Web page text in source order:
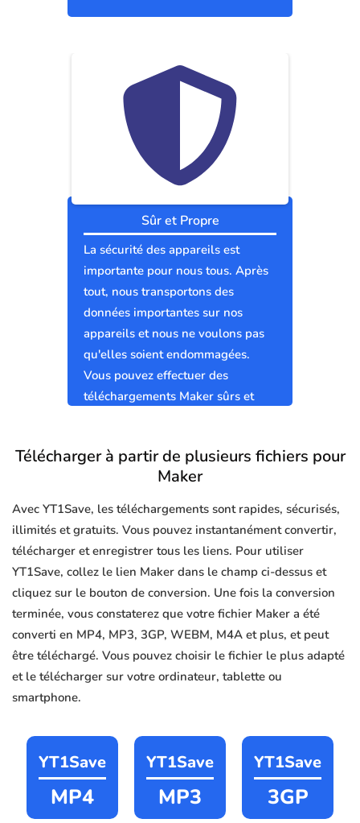
Sûr et Propre
La sécurité des appareils est
importante pour nous tous. Après
tout, nous transportons des
données importantes sur nos
appareils et nous ne voulons pas
qu'elles soient endommagées.
Vous pouvez effectuer des
téléchargements Maker sûrs et
Télécharger à partir de plusieurs fichiers pour
Maker
Avec YT1Save, les téléchargements sont rapides, sécurisés,
illimités et gratuits. Vous pouvez instantanément convertir,
télécharger et enregistrer tous les liens. Pour utiliser
YT1Save, collez le lien Maker dans le champ ci-dessus et
cliquez sur le bouton de conversion. Une fois la conversion
terminée, vous constaterez que votre fichier Maker a été
converti en MP4, MP3, 3GP, WEBM, M4A et plus, et peut
être téléchargé. Vous pouvez choisir le fichier le plus adapté
et le télécharger sur votre ordinateur, tablette ou
smartphone.
YT1Save
MP4
YT1Save
MP3
YT1Save
3GP